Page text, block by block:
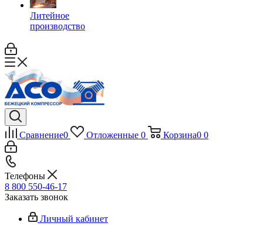
Литейное
производство
Сравнение0 Отложенные 0 Корзина0 0
Телефоны
8 800 550-46-17
Заказать звонок
Личный кабинет